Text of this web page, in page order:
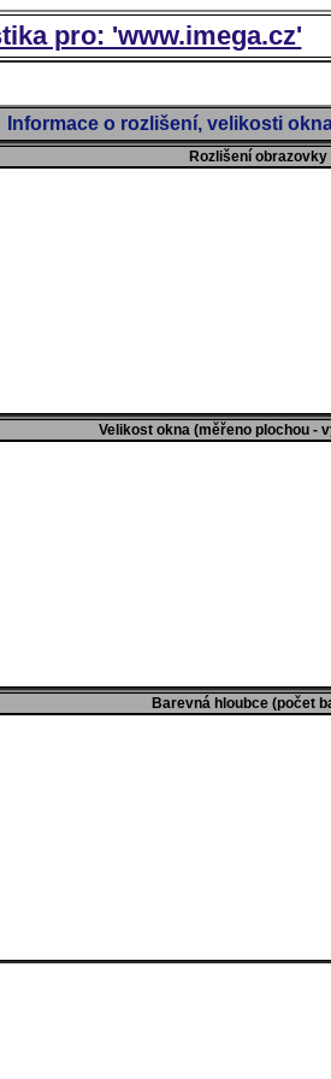
pro: 'www.imega.cz'
Informace o rozlišení, velikosti
Rozlišení obrazovky
Velikost okna (měřeno plochou -
Barevná hloubce (počet